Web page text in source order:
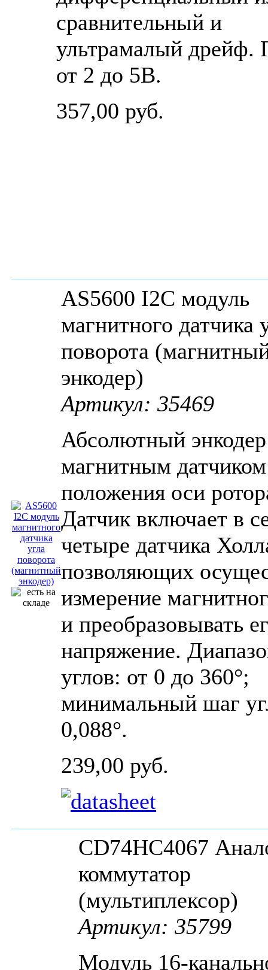
сравнительный и
ультрамалый дрейф.
от 2 до 5В.
357,00 руб.
AS5600 I2C модуль
магнитного датчика
поворота
энкодер)
Артикул: 35469
Абсолютный
магнитным датчиком
положения оси
Датчик включает в
четыре датчика
позволяющих
измерение
и преобразовывать
напряжение.
углов: от 0 до 360°;
минимальный шаг
0,088°.
239,00 руб.
CD74HC4067
коммутатор
(мультиплексор)
Артикул: 35799
Модуль 16-